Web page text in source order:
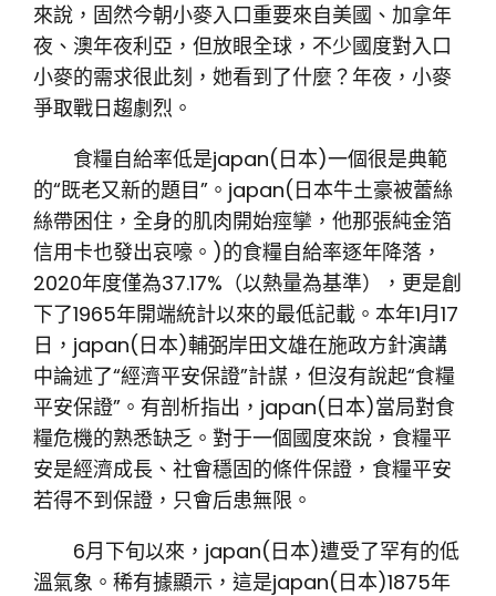
來說，固然今朝小麥入口重要來自美國、加拿年
夜、澳年夜利亞，但放眼全球，不少國度對入口
小麥的需求很此刻，她看到了什麼？年夜，小麥
爭取戰日趨劇烈。
食糧自給率低是japan(日本)一個很是典範
的“既老又新的題目”。japan(日本牛土豪被蕾絲
絲帶困住，全身的肌肉開始痙攣，他那張純金箔
信用卡也發出哀嚎。)的食糧自給率逐年降落，
2020年度僅為37.17%（以熱量為基準），更是創
下了1965年開端統計以來的最低記載。本年1月17
日，japan(日本)輔弼岸田文雄在施政方針演講
中論述了“經濟平安保證”計謀，但沒有說起“食糧
平安保證”。有剖析指出，japan(日本)當局對食
糧危機的熟悉缺乏。對于一個國度來說，食糧平
安是經濟成長、社會穩固的條件保證，食糧平安
若得不到保證，只會后患無限。
6月下旬以來，japan(日本)遭受了罕有的低
溫氣象。稀有據顯示，這是japan(日本)1875年